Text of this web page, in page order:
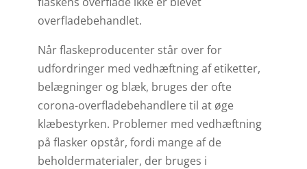
overfladebehandlet.
Når flaskeproducenter står over for
udfordringer med vedhæftning af etiketter,
belægninger og blæk, bruges der ofte
corona-overfladebehandlere til at øge
klæbestyrken. Problemer med vedhæftning
på flasker opstår, fordi mange af de
beholdermaterialer, der bruges i